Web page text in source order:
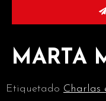
MARTA
Etiquetado Charlas